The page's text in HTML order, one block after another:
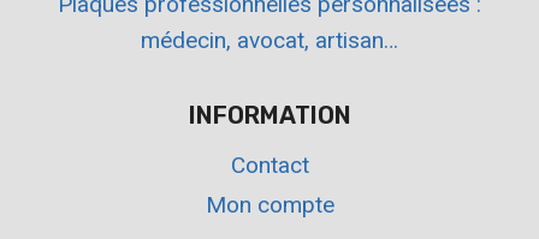
médecin, avocat, artisan…
INFORMATION
Contact
Mon compte